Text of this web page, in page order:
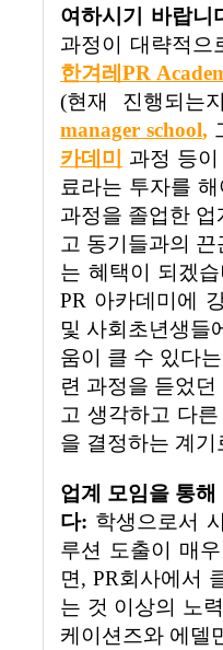
여하시기 바랍니
과정이 대략적으
한겨레PR
(현재 진행되는
manager school,
카데미
과정 등
료라는 투자를
과정을 졸업한
고 동기들과의
는 혜택이 되겠
PR 아카데미에
및 사회초년생들
움이 클 수 있다
련 과정을 듣었던
고 생각하고 다
을 결정하는 계
업계 모임을 통
다: 학생으로서
루션 도출이 매
면 , PR회사에서
는 것 이상의 노
케이션즈와 에델